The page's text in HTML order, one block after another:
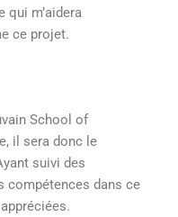
qui m’aidera
ce projet.
School of
il sera donc le
suivi des
compétences dans ce